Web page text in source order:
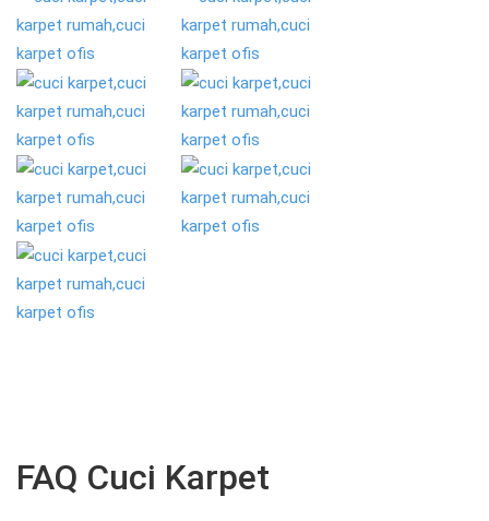
FAQ Cuci Karpet